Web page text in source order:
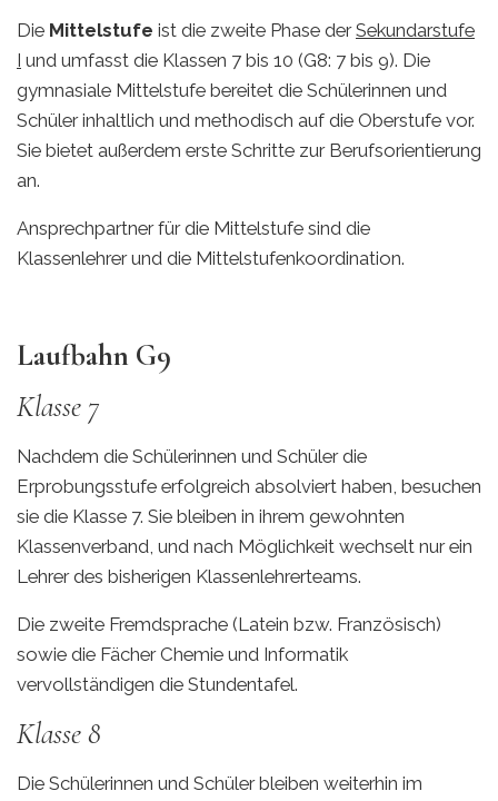
Die Mittelstufe ist die zweite Phase derSekundarstufe
I und umfasst die Klassen 7 bis 10 (G8: 7 bis 9). Die
gymnasiale Mittelstufe bereitet die Schülerinnen und
Schüler inhaltlich und methodisch auf die Oberstufe vor.
Sie bietet außerdem erste Schritte zur Berufsorientierung
an.
Ansprechpartner für die Mittelstufe sind die
Klassenlehrer und die Mittelstufenkoordination.
Laufbahn G9
Klasse 7
Nachdem die Schülerinnen und Schüler die
Erprobungsstufe erfolgreich absolviert haben, besuchen
sie die Klasse 7. Sie bleiben in ihrem gewohnten
Klassenverband, und nach Möglichkeit wechselt nur ein
Lehrer des bisherigen Klassenlehrerteams.
Die zweite Fremdsprache (Latein bzw. Französisch)
sowie die Fächer Chemie und Informatik
vervollständigen die Stundentafel.
Klasse 8
Die Schülerinnen und Schüler bleiben weiterhin im